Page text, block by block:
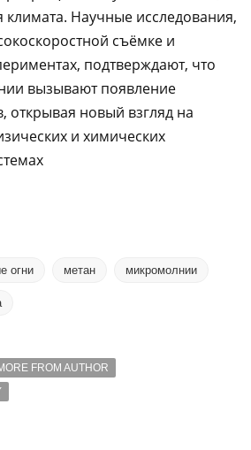
Научные исследования,
съёмке и
подтверждают, что
вызывают появление
открывая новый взгляд на
и химических
огни метан микромолнии
FROM AUTHOR